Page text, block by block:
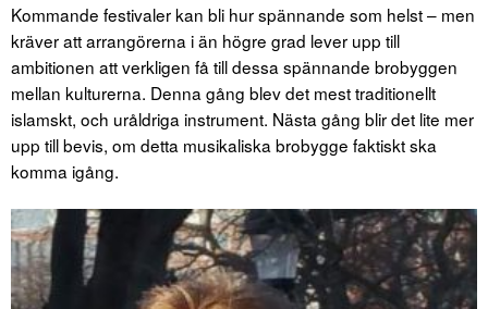
Kommande festivaler kan bli hur spännande som helst – men
kräver att arrangörerna i än högre grad lever upp till
ambitionen att verkligen få till dessa spännande brobyggen
mellan kulturerna. Denna gång blev det mest traditionellt
islamskt, och uråldriga instrument. Nästa gång blir det lite mer
upp till bevis, om detta musikaliska brobygge faktiskt ska
komma igång.